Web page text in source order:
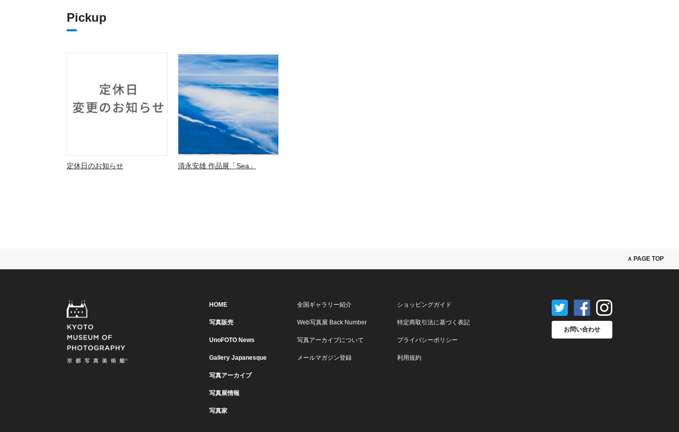
Pickup
定休日のお知らせ 清永安雄 作品展「Sea」
∧ PAGE TOP
HOME
写真販売
UnoFOTO News
Gallery Japanesque
写真アーカイブ
写真展情報
写真家
全国ギャラリー紹介
Web写真展 Back Number
写真アーカイブについて
メールマガジン登録
ショッピングガイド
特定商取引法に基づく表記
プライバシーポリシー
利用規約
お問い合わせ